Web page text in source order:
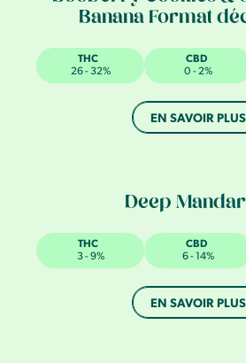
Banana Format
THC
26 - 32%
CBD
0 - 2%
EN SAVOIR PLUS
Deep
THC
3 - 9%
CBD
6 - 14%
EN SAVOIR PLUS